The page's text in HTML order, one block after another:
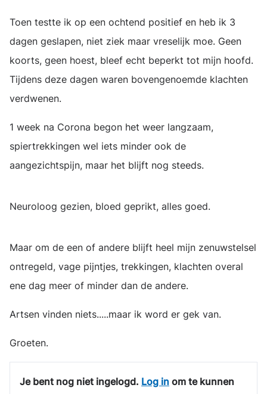
Toen testte ik op een ochtend positief en heb ik 3
dagen geslapen, niet ziek maar vreselijk moe. Geen
koorts, geen hoest, bleef echt beperkt tot mijn hoofd.
Tijdens deze dagen waren bovengenoemde klachten
verdwenen.
1 week na Corona begon het weer langzaam,
spiertrekkingen wel iets minder ook de
aangezichtspijn, maar het blijft nog steeds.
Neuroloog gezien, bloed geprikt, alles goed.
Maar om de een of andere blijft heel mijn zenuwstelsel
ontregeld, vage pijntjes, trekkingen, klachten overal
ene dag meer of minder dan de andere.
Artsen vinden niets.....maar ik word er gek van.
Groeten.
Je bent nog niet ingelogd. Log in om te kunnen